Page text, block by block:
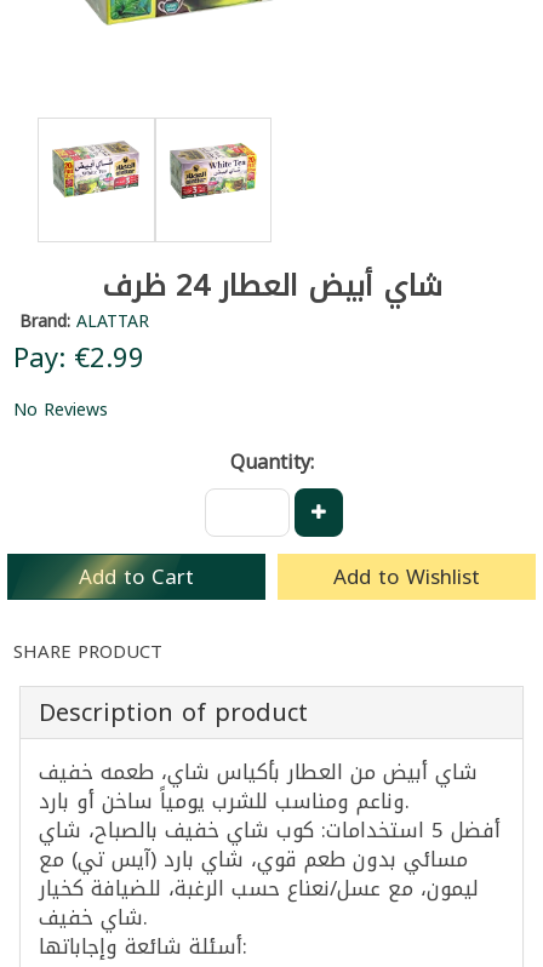
شاي أبيض العطار 24 ظرف
Brand:ALATTAR
Pay: €2.99
No Reviews
Quantity:
Add to Cart Add to Wishlist
SHARE PRODUCT
Description of product
شاي أبيض من العطار بأكياس شاي، طعمه خفيف
وناعم ومناسب للشرب يومياً ساخن أو بارد.
أفضل 5 استخدامات: كوب شاي خفيف بالصباح، شاي
مسائي بدون طعم قوي، شاي بارد (آيس تي) مع
ليمون، مع عسل/نعناع حسب الرغبة، للضيافة كخيار
شاي خفيف.
أسئلة شائعة وإجاباتها: